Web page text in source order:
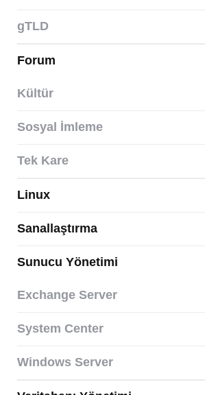
gTLD
Forum
Kültür
Sosyal İmleme
Tek Kare
Linux
Sanallaştırma
Sunucu Yönetimi
Exchange Server
System Center
Windows Server